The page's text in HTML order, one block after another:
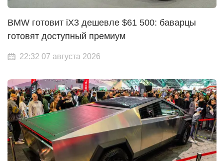
BMW готовит iX3 дешевле $61 500: баварцы
готовят доступный премиум
22:32 07 августа 2026